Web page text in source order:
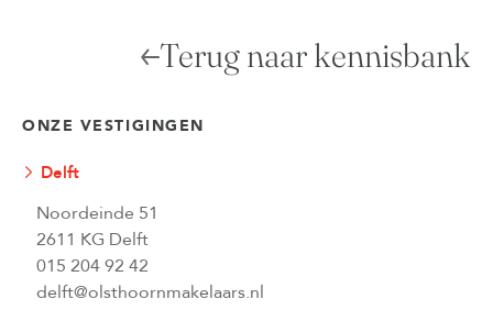
Terug naar kennisbank
ONZE VESTIGINGEN
Delft
Noordeinde 51
2611 KG Delft
015 204 92 42
delft@olsthoornmakelaars.nl